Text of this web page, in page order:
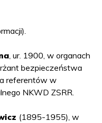
, ur. 1900, w organach
bezpieczeństwa
referentów w
NKWD ZSRR.
(1895-1955), w